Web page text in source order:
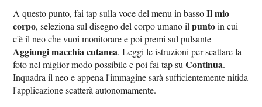
A questo punto, fai tap sulla voce del menu in bassoIl mio
corpo, seleziona sul disegno del corpo umano ilpuntoin cui
c'è il neo che vuoi monitorare e poi premi sul pulsante
Aggiungi macchia cutanea. Leggi le istruzioni per scattare la
foto nel miglior modo possibile e poi fai tap suContinua.
Inquadra il neo e appena l'immagine sarà sufficientemente nitida
l'applicazione scatterà autonomamente.